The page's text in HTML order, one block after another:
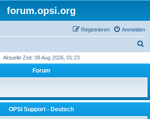
forum.opsi.org
Anmelden
Registrieren
h
Aktuelle Zeit: 08 Aug 2026, 01:23
Forum
OPSI Support - Deutsch